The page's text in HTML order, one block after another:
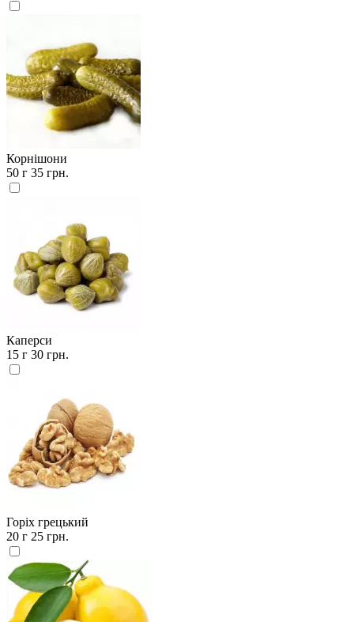
Корнішони
50 г 35 грн.
Каперси
15 г 30 грн.
Горіх грецький
20 г 25 грн.